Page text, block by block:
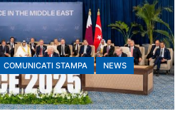
COMUNICATI STAMPA
NEWS